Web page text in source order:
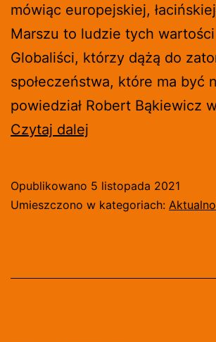
mówiąc europejskiej,
Marszu to ludzie tych
Globaliści, którzy dążą do
społeczeństwa, które ma być
powiedział Robert Bąkiewicz
Czytaj dalej
BOI
Opublikowano 5 listopada 2021
Umieszczono w kategoriach: